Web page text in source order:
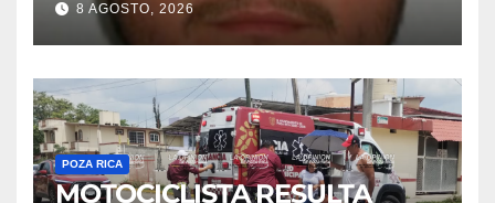
8 AGOSTO, 2026
POZA RICA
MOTOCICLISTA RESULTA